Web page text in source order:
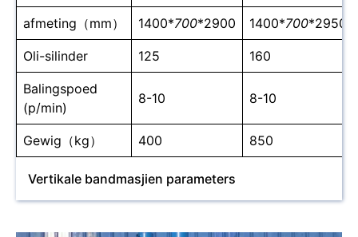
afmeting（mm） 1400*700*2900 1400*700*2950
Oli-silinder 125 160
Balingspoed
(p/min)
8-10 8-10
Gewig（kg） 400 850
Vertikale bandmasjien parameters